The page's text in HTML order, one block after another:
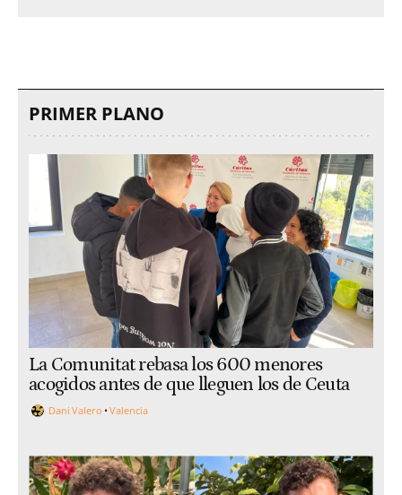
PRIMER PLANO
La Comunitat rebasa los 600 menores
acogidos antes de que lleguen los de Ceuta
Dani Valero Valencia